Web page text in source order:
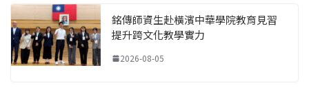
銘傳師資生赴橫濱中華學院教育見習
提升跨文化教學實力
2026-08-05